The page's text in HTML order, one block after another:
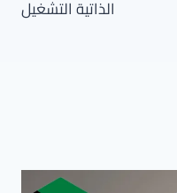
الذاتية التشغيل